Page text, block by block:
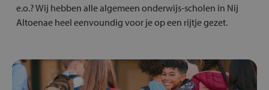
e.o.? Wij hebben alle algemeen onderwijs-scholen in Nij
Altoenae heel eenvoundig voor je op een rijtje gezet.